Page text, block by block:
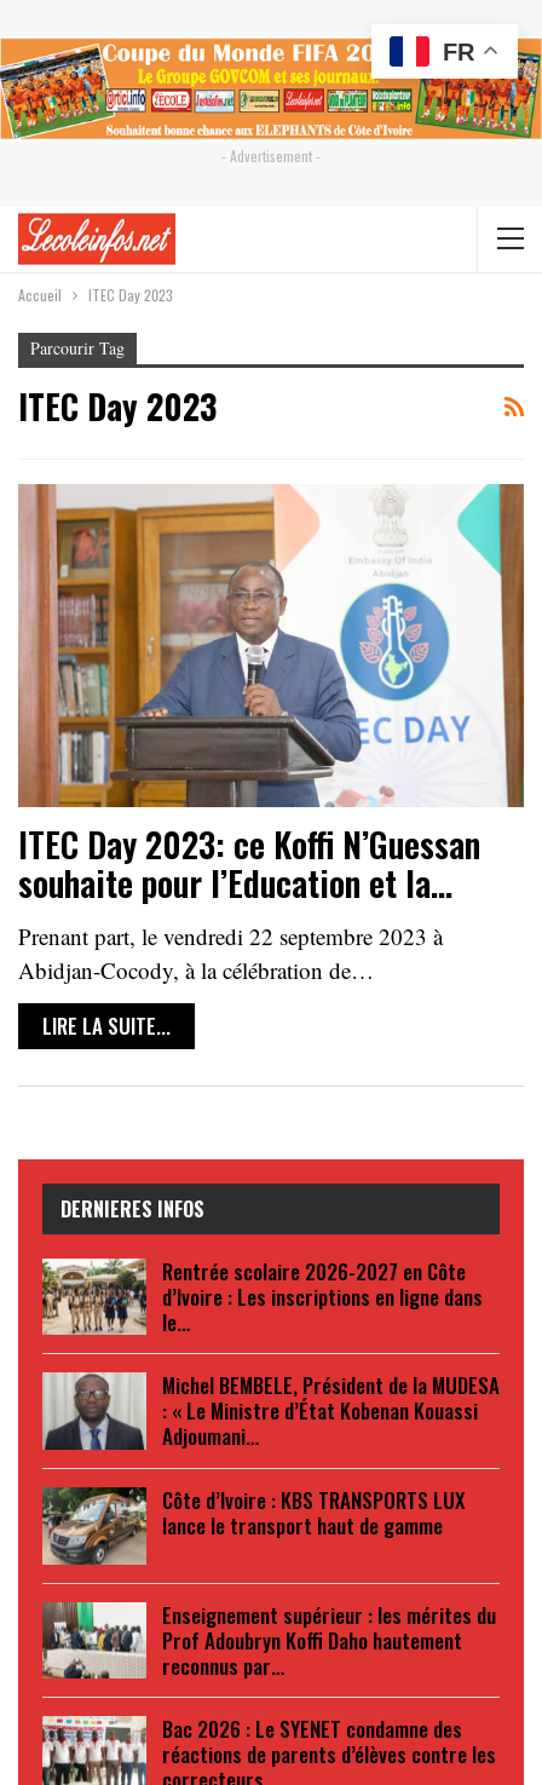
- Advertisement -
Accueil ITEC Day 2023
Parcourir Tag
ITEC Day 2023
ITEC Day 2023: ce Koffi N’Guessan
souhaite pour l’Education et la…
Prenant part, le vendredi 22 septembre 2023 à
Abidjan-Cocody, à la célébration de…
LIRE LA SUITE...
DERNIERES INFOS
Rentrée scolaire 2026-2027 en Côte
d’Ivoire : Les inscriptions en ligne dans
le…
Michel BEMBELE, Président de la MUDESA
: « Le Ministre d’État Kobenan Kouassi
Adjoumani…
Côte d’Ivoire : KBS TRANSPORTS LUX
lance le transport haut de gamme
Enseignement supérieur : les mérites du
Prof Adoubryn Koffi Daho hautement
reconnus par…
Bac 2026 : Le SYENET condamne des
réactions de parents d’élèves contre les
FR